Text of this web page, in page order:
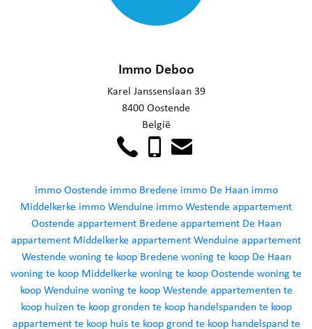
Immo Deboo
Karel Janssenslaan 39
8400 Oostende
België
immo Oostende immo Bredene immo De Haan immo
Middelkerke immo Wenduine immo Westendeappartement
Oostende appartement Bredene appartement De Haan
appartement Middelkerkeappartement Wenduineappartement
Westende woning te koop Bredene woning te koop De Haan
woning te koop Middelkerkewoning te koop Oostendewoning te
koop Wenduine woning te koop Westende appartementen te
koop huizen te koop gronden te koop handelspanden te koop
appartement te koop huis te koop grond te koop handelspand te